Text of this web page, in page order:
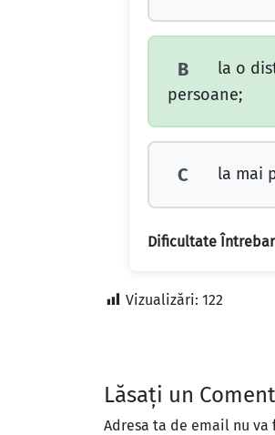
B
la o
persoane;
C la mai
Dificultate
Vizualizări: 122
Lăsați un
Adresa ta de email nu